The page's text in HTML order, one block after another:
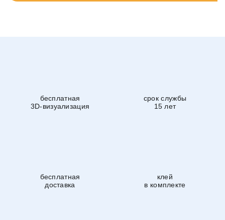
бесплатная
3D-визуализация
срок службы
15 лет
бесплатная
доставка
клей
в комплекте